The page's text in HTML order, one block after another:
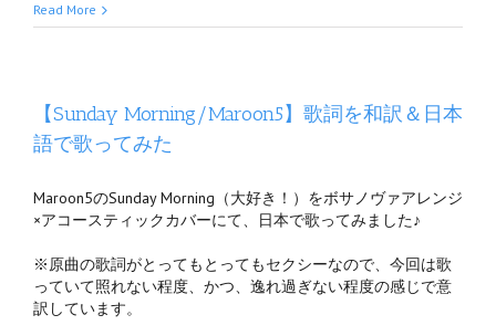
Read More
【Sunday Morning/Maroon5】歌詞を和訳＆日本
語で歌ってみた
Maroon5のSunday Morning（大好き！）をボサノヴァアレンジ
×アコースティックカバーにて、日本で歌ってみました♪
※原曲の歌詞がとってもとってもセクシーなので、今回は歌
っていて照れない程度、かつ、逸れ過ぎない程度の感じで意
訳しています。